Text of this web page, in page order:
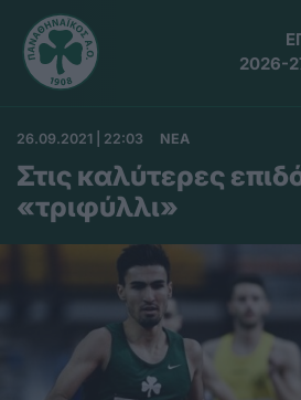
2026-
26.09.2021 | 22:03 ΝΕΑ
Στις καλύτερες
«τριφύλλι»